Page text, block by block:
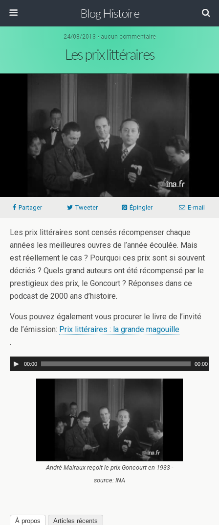
Blog Histoire
24/08/2013 • aucun commentaire
Les prix littéraires
Partager Tweeter Épingler E-mail
Les prix littéraires sont censés récompenser chaque
années les meilleures ouvres de l’année écoulée. Mais
est réellement le cas ? Pourquoi ces prix sont si souvent
décriés ? Quels grand auteurs ont été récompensé par le
prestigieux des prix, le Goncourt ? Réponses dans ce
podcast de 2000 ans d’histoire.
Vous pouvez également vous procurer le livre de l’invité
de l’émission: Prix littéraires : la grande magouille
.
00:00 00:00
André Malraux reçoit le prix Goncourt en 1933 -
source: INA
À propos
Articles récents